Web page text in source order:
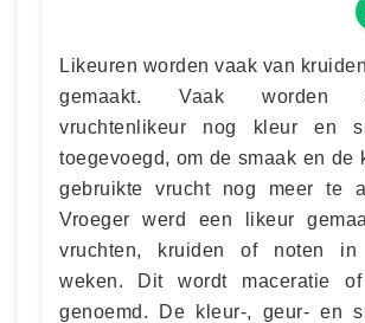
Likeuren worden vaak van
gemaakt. Vaak worden
vruchtenlikeur nog kleur en
toegevoegd, om de smaak en de
gebruikte vrucht nog meer te
Vroeger werd een likeur
vruchten, kruiden of noten
weken. Dit wordt maceratie of
genoemd. De kleur-, geur- en